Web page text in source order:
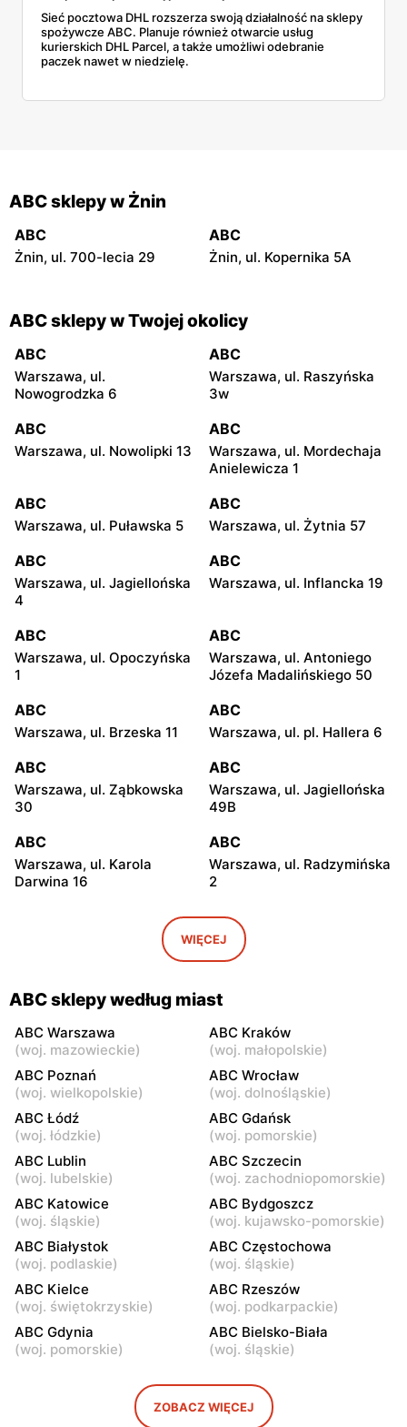
Sieć pocztowa DHL rozszerza swoją działalność na sklepy
spożywcze ABC. Planuje również otwarcie usług
kurierskich DHL Parcel, a także umożliwi odebranie
paczek nawet w niedzielę.
ABC sklepy w Żnin
ABC
Żnin, ul. 700-lecia 29
ABC
Żnin, ul. Kopernika 5A
ABC sklepy w Twojej okolicy
ABC
Warszawa, ul.
Nowogrodzka 6
ABC
Warszawa, ul. Raszyńska
3w
ABC
Warszawa, ul. Nowolipki 13
ABC
Warszawa, ul. Mordechaja
Anielewicza 1
ABC
Warszawa, ul. Puławska 5
ABC
Warszawa, ul. Żytnia 57
ABC
Warszawa, ul. Jagiellońska
4
ABC
Warszawa, ul. Inflancka 19
ABC
Warszawa, ul. Opoczyńska
1
ABC
Warszawa, ul. Antoniego
Józefa Madalińskiego 50
ABC
Warszawa, ul. Brzeska 11
ABC
Warszawa, ul. pl. Hallera 6
ABC
Warszawa, ul. Ząbkowska
30
ABC
Warszawa, ul. Jagiellońska
49B
ABC
Warszawa, ul. Karola
Darwina 16
ABC
Warszawa, ul. Radzymińska
2
ABC
Warszawa, ul. Białostocka
9
ABC
Warszawa, ul. Grochowska
321
ABC
ABC
Warszawa, ul. Kowieńska
20
ABC
Warszawa, ul. Chełmska 9
ABC
Warszawa, ul. Łochowska
39
ABC
Warszawa, ul. Pustola 23
ABC
Warszawa, ul. Staniewicka
24
ABC
Warszawa, ul. Ludwika
Kickiego 12
ABC
Warszawa, ul. Grenadierów
2
ABC
Warszawa, ul. Jana
Kochanowskiego 39
Warszawa, ul. Andrzeja
Warszawa, ul. Samarytanka
3
WIĘCEJ
ABC sklepy według miast
ABC Warszawa
(woj. mazowieckie)
ABC Kraków
(woj. małopolskie)
ABC Poznań
(woj. wielkopolskie)
ABC Wrocław
(woj. dolnośląskie)
ABC Łódź
(woj. łódzkie)
ABC Gdańsk
(woj. pomorskie)
ABC Lublin
(woj. lubelskie)
ABC Szczecin
(woj. zachodniopomorskie)
ABC Katowice
(woj. śląskie)
ABC Bydgoszcz
(woj. kujawsko-pomorskie)
ABC Białystok
(woj. podlaskie)
ABC Częstochowa
(woj. śląskie)
ABC Kielce
(woj. świętokrzyskie)
ABC Rzeszów
(woj. podkarpackie)
ABC Gdynia
(woj. pomorskie)
ABC Bielsko-Biała
(woj. śląskie)
ZOBACZ WIĘCEJ